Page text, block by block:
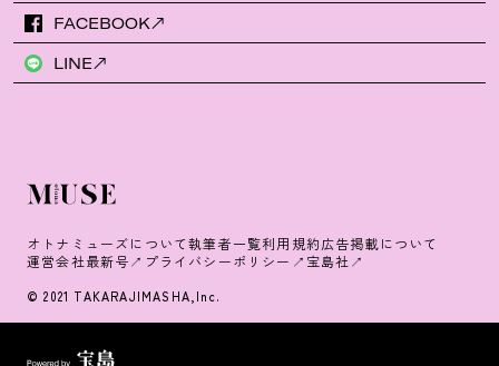
FACEBOOK
LINE
オトナミューズについて執筆者一覧利用規約広告掲載について
運営会社最新号 プライバシーポリシー 宝島社
© 2021 TAKARAJIMASHA,Inc.